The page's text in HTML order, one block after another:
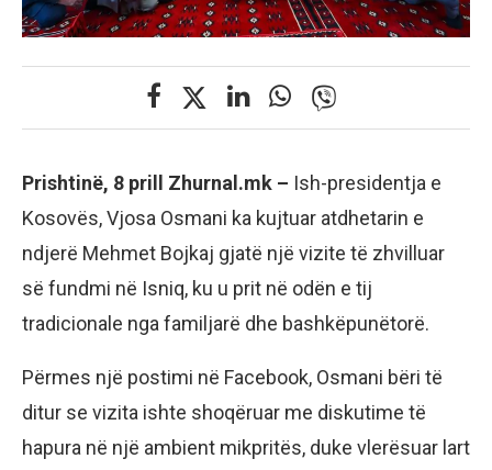
Prishtinë, 8 prill Zhurnal.mk – Ish-presidentja e
Kosovës, Vjosa Osmani ka kujtuar atdhetarin e
ndjerë Mehmet Bojkaj gjatë një vizite të zhvilluar
së fundmi në Isniq, ku u prit në odën e tij
tradicionale nga familjarë dhe bashkëpunëtorë.
Përmes një postimi në Facebook, Osmani bëri të
ditur se vizita ishte shoqëruar me diskutime të
hapura në një ambient mikpritës, duke vlerësuar lart